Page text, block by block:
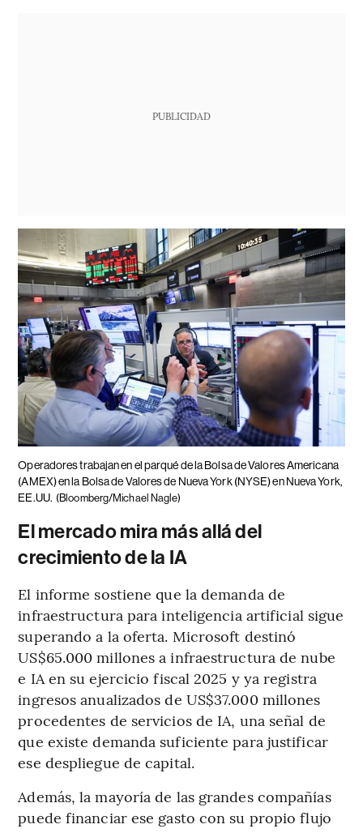
PUBLICIDAD
Operadores trabajan en el parqué de la Bolsa de Valores Americana
(AMEX) en la Bolsa de Valores de Nueva York (NYSE) en Nueva York,
EE.UU. (Bloomberg/Michael Nagle)
El mercado mira más allá del
crecimiento de la IA
El informe sostiene que la demanda de
infraestructura para inteligencia artificial sigue
superando a la oferta. Microsoft destinó
US$65.000 millones a infraestructura de nube
e IA en su ejercicio fiscal 2025 y ya registra
ingresos anualizados de US$37.000 millones
procedentes de servicios de IA, una señal de
que existe demanda suficiente para justificar
ese despliegue de capital.
Además, la mayoría de las grandes compañías
puede financiar ese gasto con su propio flujo